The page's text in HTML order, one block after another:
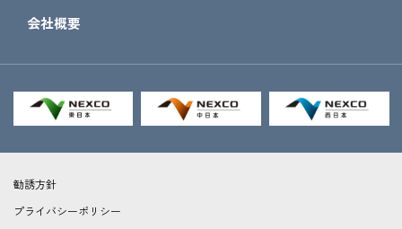
会社概要
勧誘方針
プライバシーポリシー